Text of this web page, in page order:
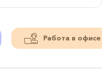
Работа в офисе